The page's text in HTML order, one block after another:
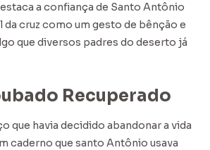
a confiança de Santo Antônio
da cruz como um gesto de bênção e
que diversos padres do deserto já
Recuperado
que havia decidido abandonar a vida
caderno que santo Antônio usava